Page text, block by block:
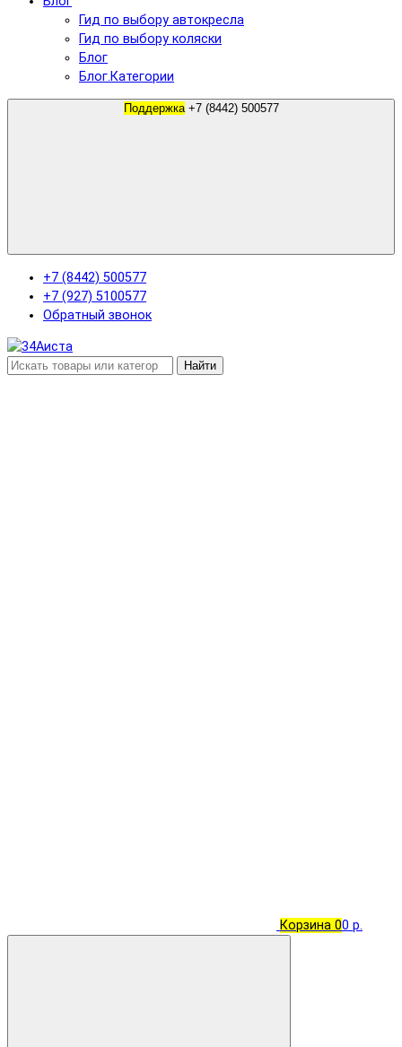
Гид по выбору автокресла
Гид по выбору коляски
Блог
Блог.Категории
Поддержка +7 (8442) 500577
+7 (8442) 500577
+7 (927) 5100577
Обратный звонок
Найти
Корзина 00 р.